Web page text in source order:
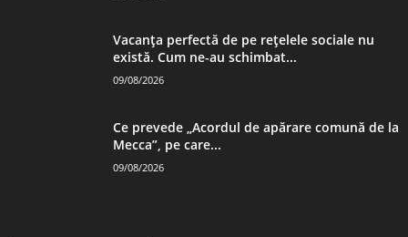
Vacanța perfectă de pe rețelele sociale nu
există. Cum ne-au schimbat...
09/08/2026
Ce prevede „Acordul de apărare comună de la
Mecca”, pe care...
09/08/2026